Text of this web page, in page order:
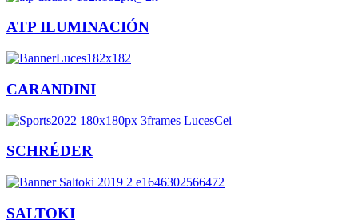
ATP ILUMINACIÓN
CARANDINI
SCHRÉDER
SALTOKI